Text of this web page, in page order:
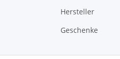
Hersteller
Geschenke